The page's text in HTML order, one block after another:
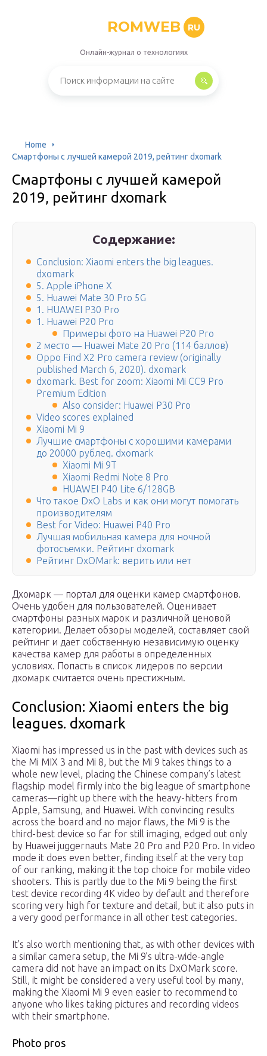
ROMWEB RU
Онлайн-журнал о технологиях
Home
Смартфоны с лучшей камерой 2019, рейтинг dxomark
Смартфоны с лучшей камерой
2019, рейтинг dxomark
Содержание:
Conclusion: Xiaomi enters the big leagues.
dxomark
5. Apple iPhone X
5. Huawei Mate 30 Pro 5G
1. HUAWEI P30 Pro
1. Huawei P20 Pro
Примеры фото на Huawei P20 Pro
2 место — Huawei Mate 20 Pro (114 баллов)
Oppo Find X2 Pro camera review (originally
published March 6, 2020). dxomark
dxomark. Best for zoom: Xiaomi Mi CC9 Pro
Premium Edition
Also consider: Huawei P30 Pro
Video scores explained
Xiaomi Mi 9
Лучшие смартфоны с хорошими камерами
до 20000 рублеq. dxomark
Xiaomi Mi 9T
Xiaomi Redmi Note 8 Pro
HUAWEI P40 Lite 6/128GB
Что такое DxO Labs и как они могут помогать
производителям
Best for Video: Huawei P40 Pro
Лучшая мобильная камера для ночной
фотосъемки. Рейтинг dxomark
Рейтинг DxOMark: верить или нет
Дхомарк — портал для оценки камер смартфонов.
Очень удобен для пользователей. Оценивает
смартфоны разных марок и различной ценовой
категории. Делает обзоры моделей, составляет свой
рейтинг и дает собственную независимую оценку
качества камер для работы в определенных
условиях. Попасть в список лидеров по версии
дхомарк считается очень престижным.
Conclusion: Xiaomi enters the big
leagues. dxomark
Xiaomi has impressed us in the past with devices such as
the Mi MIX 3 and Mi 8, but the Mi 9 takes things to a
whole new level, placing the Chinese company’s latest
flagship model firmly into the big league of smartphone
cameras—right up there with the heavy-hitters from
Apple, Samsung, and Huawei. With convincing results
across the board and no major flaws, the Mi 9 is the
third-best device so far for still imaging, edged out only
by Huawei juggernauts Mate 20 Pro and P20 Pro. In video
mode it does even better, finding itself at the very top
of our ranking, making it the top choice for mobile video
shooters. This is partly due to the Mi 9 being the first
test device recording 4K video by default and therefore
scoring very high for texture and detail, but it also puts in
a very good performance in all other test categories.
It’s also worth mentioning that, as with other devices with
a similar camera setup, the Mi 9’s ultra-wide-angle
camera did not have an impact on its DxOMark score.
Still, it might be considered a very useful tool by many,
making the Xiaomi Mi 9 even easier to recommend to
anyone who likes taking pictures and recording videos
with their smartphone.
Photo pros